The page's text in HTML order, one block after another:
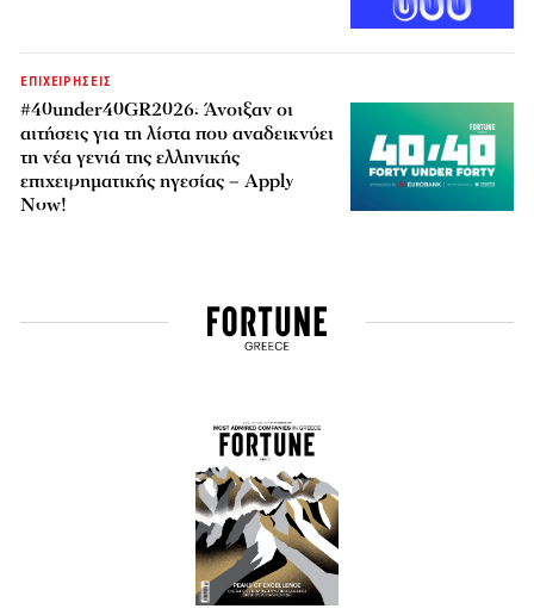
ΕΠΙΧΕΙΡΗΣΕΙΣ
#40under40GR2026: Άνοιξαν οι
αιτήσεις για τη λίστα που αναδεικνύει
τη νέα γενιά της ελληνικής
επιχειρηματικής ηγεσίας – Apply
Now!